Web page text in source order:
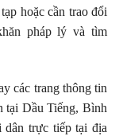
hoặc cần trao đổi
pháp lý và tìm
các trang thông tin
tại Dầu Tiếng, Bình
trực tiếp tại địa